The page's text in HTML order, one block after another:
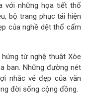
với những họa tiết thổ
bộ trang phục tái hiện
của nghề dệt thổ cẩm
từ nghệ thuật Xòe
ban. Những đường nét
nhắc vẻ đẹp của văn
đời sống cộng đồng.